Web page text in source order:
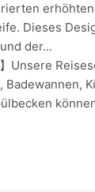
Dieses
der...
Unsere